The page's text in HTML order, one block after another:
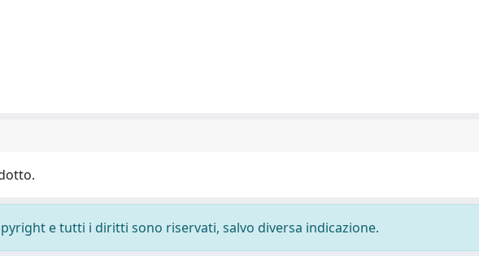
e tutti i diritti sono riservati, salvo diversa indicazione.